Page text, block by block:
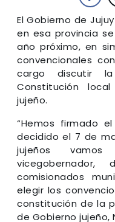
El Gobierno de
en esa provincia
año próximo, en
convencionales
cargo discutir
Constitución
jujeño.
“Hemos firmado
decidido el 7 de
jujeños
vicegobernador,
comisionados
elegir los
constitución de la
de Gobierno jujeño,